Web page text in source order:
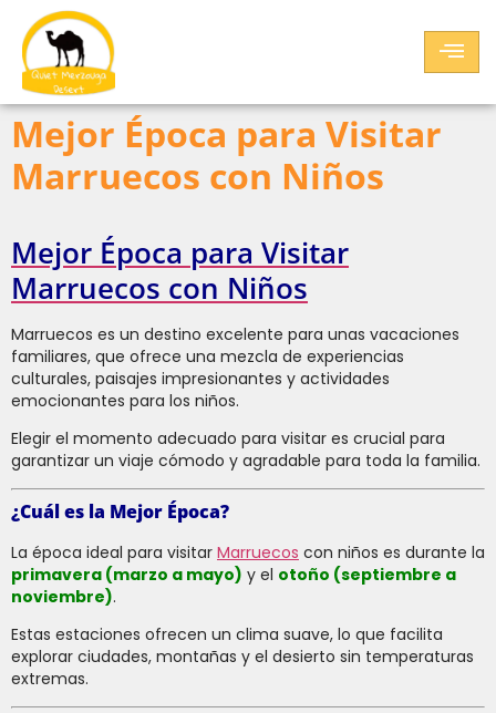
Mejor Época para Visitar
Marruecos con Niños
Mejor Época para Visitar
Marruecos con Niños
Marruecos es un destino excelente para unas vacaciones
familiares, que ofrece una mezcla de experiencias
culturales, paisajes impresionantes y actividades
emocionantes para los niños.
Elegir el momento adecuado para visitar es crucial para
garantizar un viaje cómodo y agradable para toda la familia.
¿Cuál es la Mejor Época?
La época ideal para visitar Marruecos con niños es durante la
primavera (marzo a mayo) y el otoño (septiembre a
noviembre).
Estas estaciones ofrecen un clima suave, lo que facilita
explorar ciudades, montañas y el desierto sin temperaturas
extremas.